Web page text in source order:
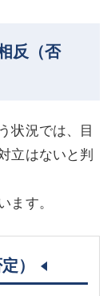
反（否
状況では、目
立はないと判
ます。
）